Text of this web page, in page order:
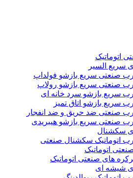
اتوماتیک
سریع السیر
صنعتی سریع بازشو فولداپ
صنعتی سریع بازشو رولاپ
سریع بازشو سرد خانه ای
سریع بازشو اتاق تمیز
صنعتی ضد حریق و ضد انفجار
صنعتی سریع بازشو هیبریدی
سکشنال
اتوماتیک سکشنال صنعتی
اتوماتیک
های صنعتی اتوماتیک
شیشه ای